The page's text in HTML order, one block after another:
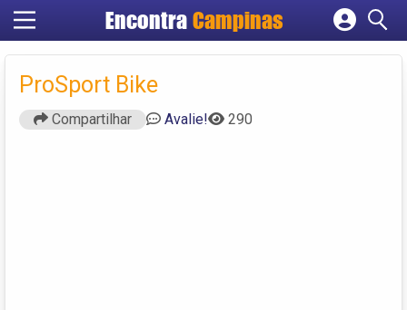
Encontra Campinas
Cadastrar empresa
ProSport Bike
Compartilhar Avalie! 290